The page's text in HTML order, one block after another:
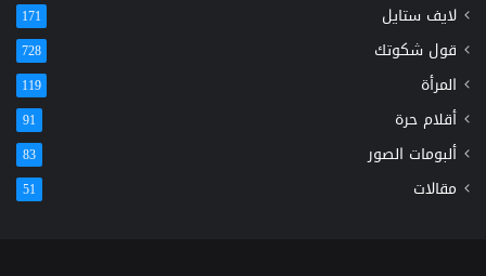
لايف ستايل 171
قول شكوتك 728
المرأة 119
أقلام حرة 91
ألبومات الصور 83
مقالات 51